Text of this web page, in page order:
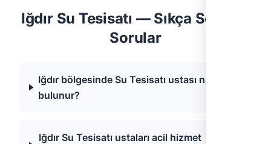
Iğdır Su Tesisatı — Sıkça Sorulan
Sorular
Iğdır bölgesinde Su Tesisatı ustası nasıl
bulunur?
Iğdır Su Tesisatı ustaları acil hizmet